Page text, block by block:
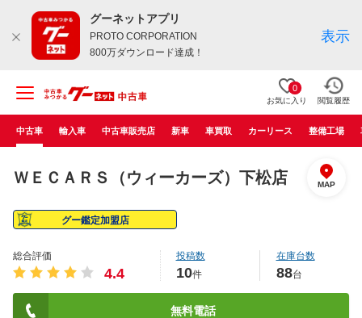
グーネットアプリ
PROTO CORPORATION
800万ダウンロード達成！
表示
0
お気に入り 閲覧履歴
中古車 輸入車 中古車販売店 新車 車買取 カーリース 整備工場
ＷＥＣＡＲＳ（ウィーカーズ）下松店 MAP
グー鑑定加盟店
総合評価
4.4
投稿数
10件
在庫台数
88台
無料電話